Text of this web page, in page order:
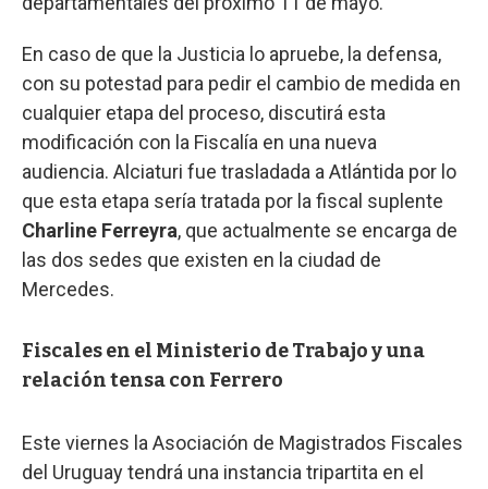
En caso de que la Justicia lo apruebe, la defensa,
con su potestad para pedir el cambio de medida en
cualquier etapa del proceso, discutirá esta
modificación con la Fiscalía en una nueva
audiencia. Alciaturi fue trasladada a Atlántida por lo
que esta etapa sería tratada por la fiscal suplente
Charline Ferreyra, que actualmente se encarga de
las dos sedes que existen en la ciudad de
Mercedes.
Fiscales en el Ministerio de Trabajo y una
relación tensa con Ferrero
Este viernes la Asociación de Magistrados Fiscales
del Uruguay tendrá una instancia tripartita en el